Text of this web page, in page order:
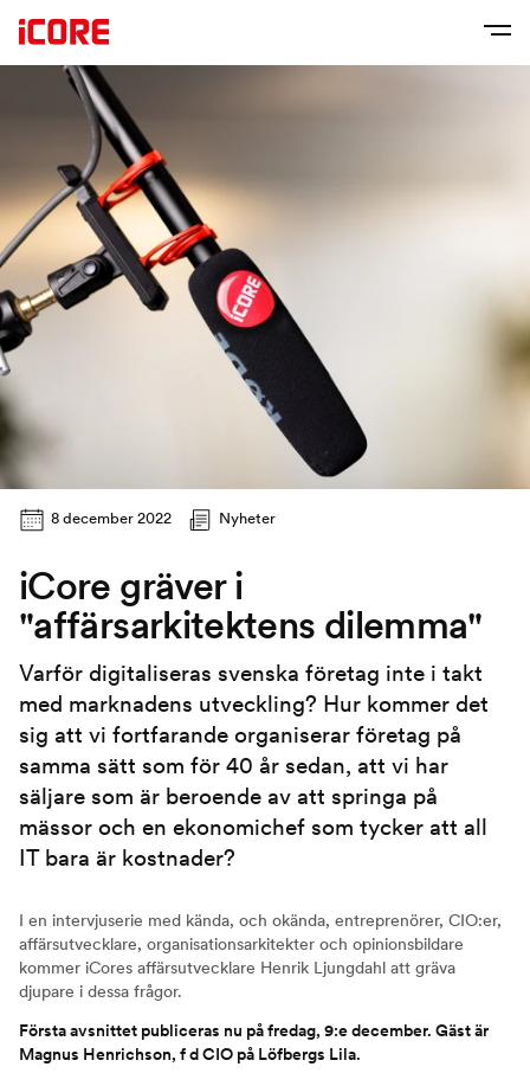
8 december 2022 Nyheter
iCore gräver i
"affärsarkitektens dilemma"
Varför digitaliseras svenska företag inte i takt
med marknadens utveckling? Hur kommer det
sig att vi fortfarande organiserar företag på
samma sätt som för 40 år sedan, att vi har
säljare som är beroende av att springa på
mässor och en ekonomichef som tycker att all
IT bara är kostnader?
I en intervjuserie med kända, och okända, entreprenörer, CIO:er,
affärsutvecklare, organisationsarkitekter och opinionsbildare
kommer iCores affärsutvecklare Henrik Ljungdahl att gräva
djupare i dessa frågor.
Första avsnittet publiceras nu på fredag, 9:e december. Gäst är
Magnus Henrichson, f d CIO på Löfbergs Lila.